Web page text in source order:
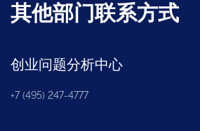
其他部门联系方式
创业问题分析中心
+7 (495) 247-4777